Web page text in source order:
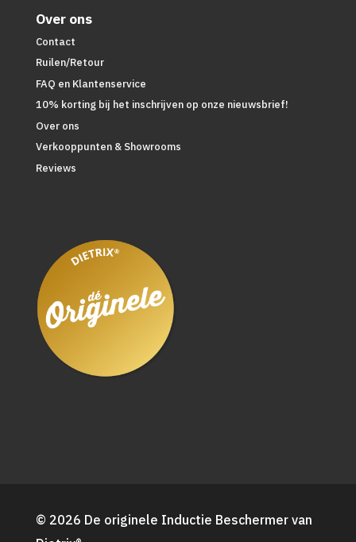
Over ons
Contact
Ruilen/Retour
FAQ en Klantenservice
10% korting bij het inschrijven op onze nieuwsbrief!
Over ons
Verkooppunten & Showrooms
Reviews
© 2026 De originele Inductie Beschermer van